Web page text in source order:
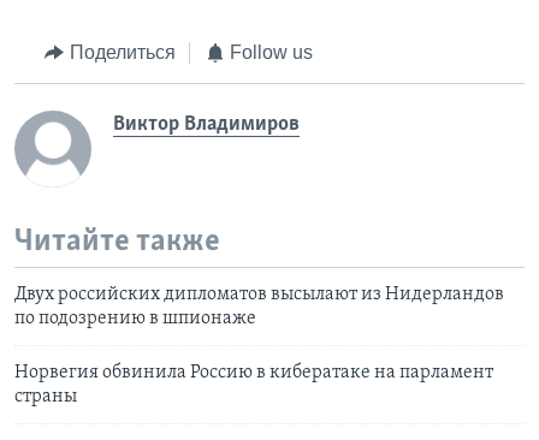
Поделиться Follow us
Виктор Владимиров
Читайте также
Двух российских дипломатов высылают из Нидерландов
по подозрению в шпионаже
Норвегия обвинила Россию в кибератаке на парламент
страны